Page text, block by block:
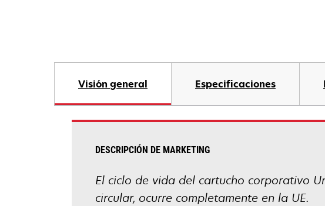
Visión general Especificaciones
DESCRIPCIÓN DE MARKETING
El ciclo de vida del cartucho corporativo
circular, ocurre completamente en la UE.